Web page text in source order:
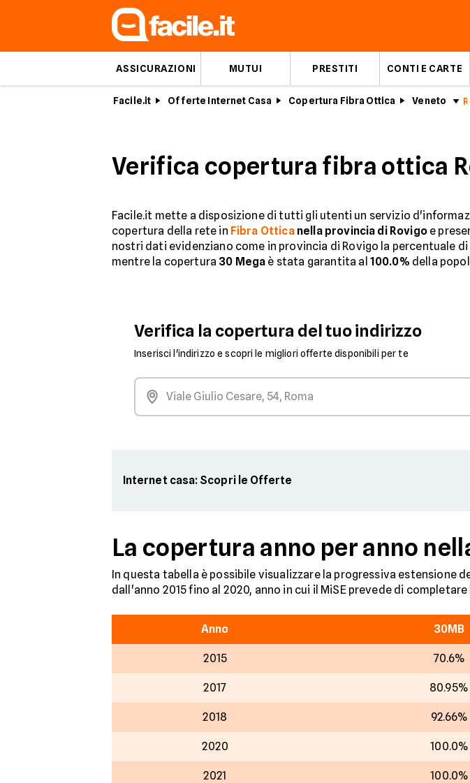
ASSICURAZIONI MUTUI PRESTITI CONTI E CARTE
Facile.it Offerte Internet Casa Copertura Fibra Ottica Veneto
Verifica copertura fibra ottica
Facile.it mette a disposizione di tutti gli utenti un servizio
copertura della rete in Fibra Ottica nella provincia di Rovigoe
nostri dati evidenziano come in provincia di Rovigo la percentuale
mentre la copertura 30 Mega è stata garantita al 100.0% della
Verifica la copertura del tuo indirizzo
Inserisci l'indirizzo e scopri le migliori offerte disponibili per te
Internet casa: Scopri le Offerte
La copertura anno per anno
In questa tabella è possibile visualizzare la progressiva
dall'anno 2015 fino al 2020, anno in cui il MiSE prevede di
Anno 30MB
2015 70.6%
2017 80.95%
2018 92.66%
2020 100.0%
2021 100.0%